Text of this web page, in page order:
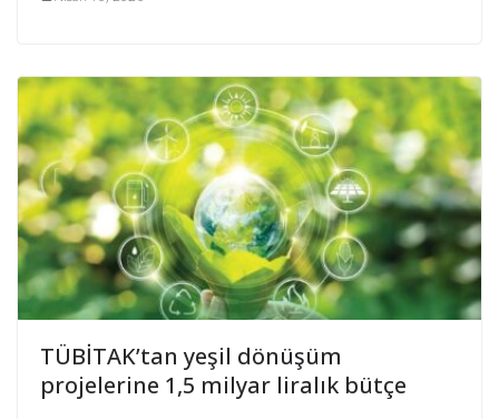
TÜBİTAK’tan yeşil dönüşüm
projelerine 1,5 milyar liralık bütçe